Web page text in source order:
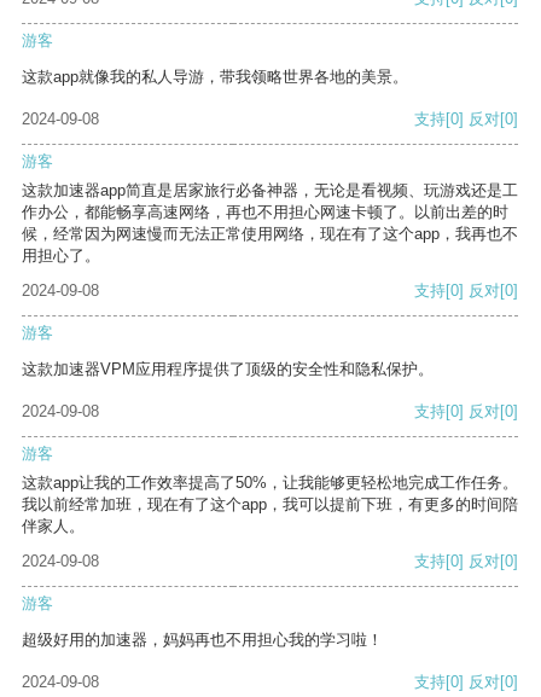
游客
这款app就像我的私人导游，带我领略世界各地的美景。
2024-09-08 支持[0] 反对[0]
游客
这款加速器app简直是居家旅行必备神器，无论是看视频、玩游戏还是工
作办公，都能畅享高速网络，再也不用担心网速卡顿了。以前出差的时
候，经常因为网速慢而无法正常使用网络，现在有了这个app，我再也不
用担心了。
2024-09-08
支持[0] 反对[0]
游客
这款加速器VPM应用程序提供了顶级的安全性和隐私保护。
2024-09-08 支持[0] 反对[0]
游客
这款app让我的工作效率提高了50%，让我能够更轻松地完成工作任务。
我以前经常加班，现在有了这个app，我可以提前下班，有更多的时间陪
伴家人。
2024-09-08
支持[0] 反对[0]
游客
超级好用的加速器，妈妈再也不用担心我的学习啦！
2024-09-08 支持[0] 反对[0]